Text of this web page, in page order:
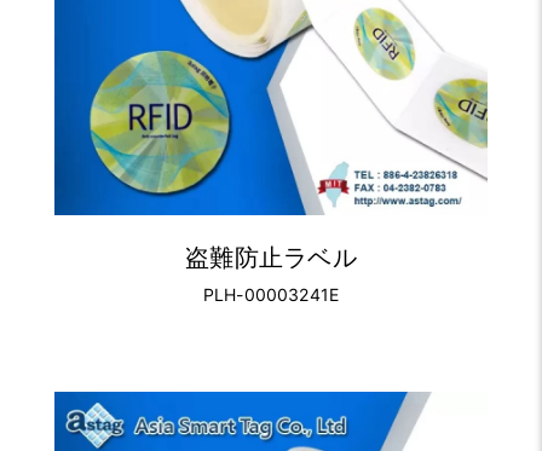
盗難防止ラベル
PLH-00003241E